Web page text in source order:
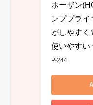
ホーザン
ンププライ
がしやすく
使いやすい
P-244